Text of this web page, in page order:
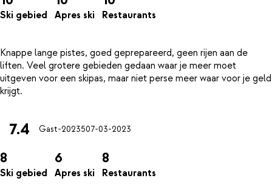
Ski gebied Apres ski Restaurants
Knappe lange pistes, goed geprepareerd, geen rijen aan de
liften. Veel grotere gebieden gedaan waar je meer moet
uitgeven voor een skipas, maar niet perse meer waar voor je geld
7.4 Gast-2023507-03-2023
8
Ski gebied
6
Apres ski
8
Restaurants